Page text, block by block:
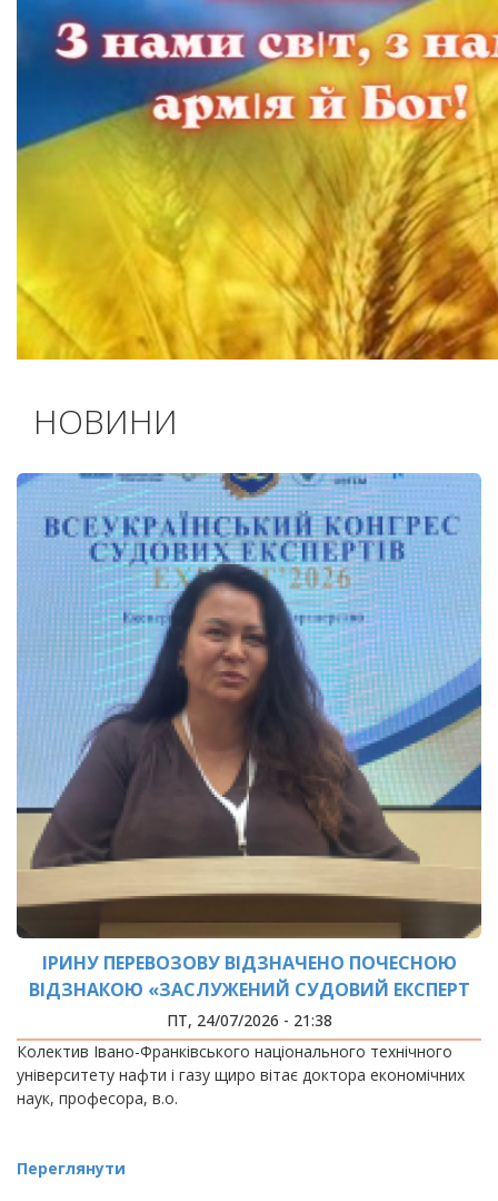
НОВИНИ
ІРИНУ ПЕРЕВОЗОВУ ВІДЗНАЧЕНО ПОЧЕСНОЮ
ВІДЗНАКОЮ «ЗАСЛУЖЕНИЙ СУДОВИЙ ЕКСПЕРТ
СОЮЗУ ЕКСПЕРТІВ УКРАЇНИ»
ПТ, 24/07/2026 - 21:38
Колектив Івано-Франківського національного технічного
університету нафти і газу щиро вітає доктора економічних
наук, професора, в.о.
Переглянути